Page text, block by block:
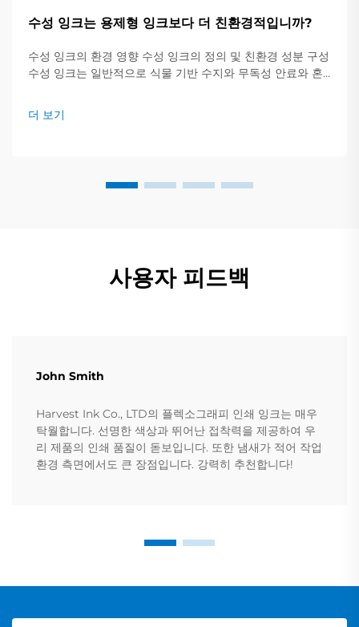
수성 잉크는 용제형 잉크보다 더 친환경적입니까?
수성 잉크의 환경 영향 수성 잉크의 정의 및 친환경 성분 구성
수성 잉크는 일반적으로 식물 기반 수지와 무독성 안료와 혼
더 보기
사용자 피드백
John Smith
Harvest Ink Co., LTD의 플렉소그래피 인쇄 잉크는 매우
탁월합니다. 선명한 색상과 뛰어난 접착력을 제공하여 우
리 제품의 인쇄 품질이 돋보입니다. 또한 냄새가 적어 작업
환경 측면에서도 큰 장점입니다. 강력히 추천합니다!